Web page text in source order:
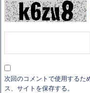
次回のコメントで使用するた
ス、サイトを保存する。